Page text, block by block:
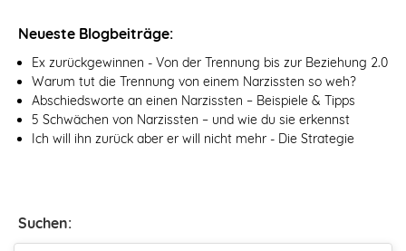
Neueste Blogbeiträge:
Ex zurückgewinnen - Von der Trennung bis zur Beziehung 2.0
Warum tut die Trennung von einem Narzissten so weh?
Abschiedsworte an einen Narzissten – Beispiele & Tipps
5 Schwächen von Narzissten – und wie du sie erkennst
Ich will ihn zurück aber er will nicht mehr - Die Strategie
Suchen: